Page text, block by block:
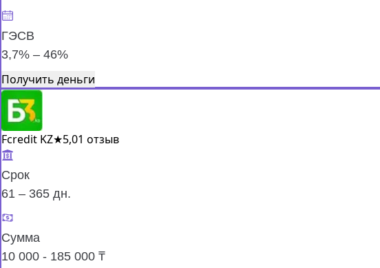
ГЭСВ
3,7% – 46%
Получить деньги
Fcredit KZ★5,01 отзыв
Срок
61 – 365 дн.
Сумма
10 000 - 185 000 ₸